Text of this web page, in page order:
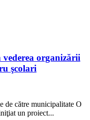
organizării
şcolari
de către municipalitate O
un proiect...